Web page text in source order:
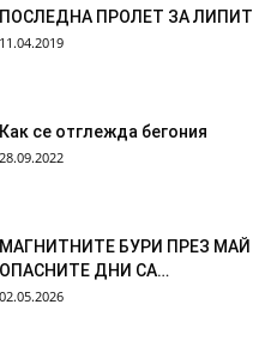
ПОСЛЕДНА ПРОЛЕТ ЗА
11.04.2019
Как се отглежда бегония
28.09.2022
МАГНИТНИТЕ БУРИ ПРЕЗ МАЙ
ОПАСНИТЕ ДНИ СА…
02.05.2026